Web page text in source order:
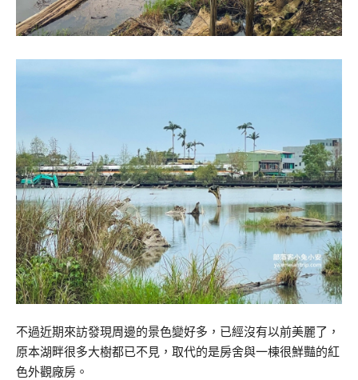
不過近期來訪發現周邊的景色變好多，已經沒有以前美麗了，
原本湖畔很多大樹都已不見，取代的是房舍與一棟很鮮豔的紅
色外觀廠房。